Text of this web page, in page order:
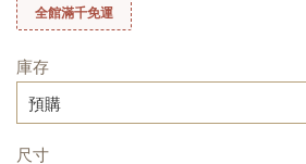
全館滿千免運
庫存
尺寸